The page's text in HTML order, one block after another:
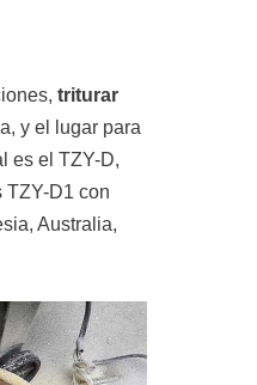
triturar
y el lugar para
es el TZY-D,
TZY-D1 con
Australia,